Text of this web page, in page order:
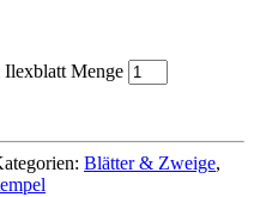
Ilexblatt Menge
Blätter & Zweige,